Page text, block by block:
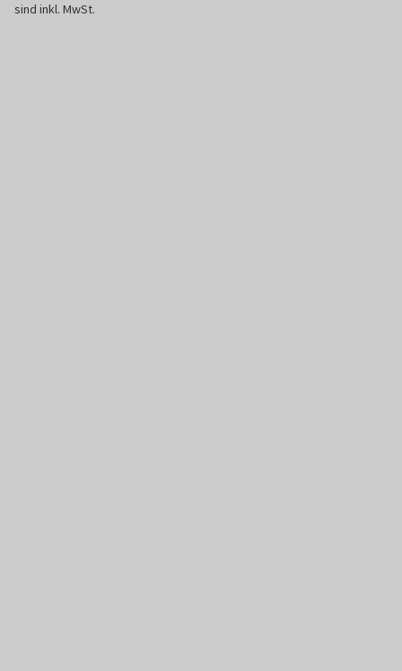
sind inkl. MwSt.